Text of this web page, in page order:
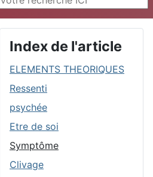
Index de l'article
ELEMENTS THEORIQUES
Ressenti
psychée
Etre de soi
Symptôme
Clivage